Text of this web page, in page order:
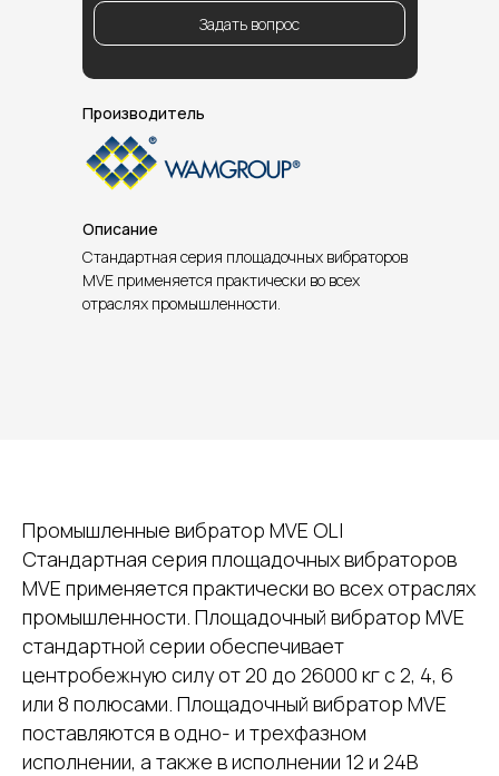
Производитель
Описание
Стандартная серия площадочных вибраторов
MVE применяется практически во всех
отраслях промышленности.
Задать вопрос
Промышленные вибратор MVE OLI
Стандартная серия площадочных вибраторов
MVE применяется практически во всех отраслях
промышленности. Площадочный вибратор MVE
стандартной серии обеспечивает
центробежную силу от 20 до 26000 кг с 2, 4, 6
или 8 полюсами. Площадочный вибратор MVE
поставляются в одно- и трехфазном
исполнении, а также в исполнении 12 и 24В